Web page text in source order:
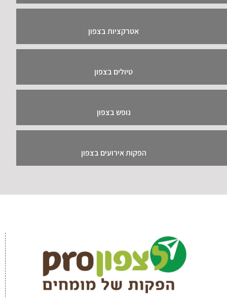
אטרקציות בצפון
טיולים בצפון
נופש בצפון
הפקות אירועים בצפון